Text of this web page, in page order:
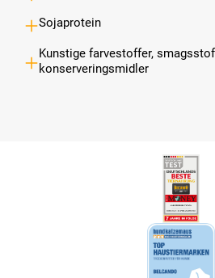
Sojaprotein
Kunstige farvestoffer,
konserveringsmidler